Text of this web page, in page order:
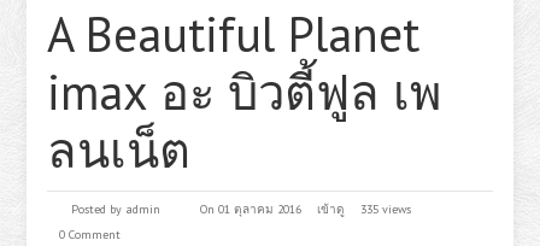
A Beautiful Planet
imax อะ บิวตี้ฟูล เพ
ลนเน็ต
Posted by admin On 01 ตุลาคม 2016 เข้าดู
335 views
0 Comment